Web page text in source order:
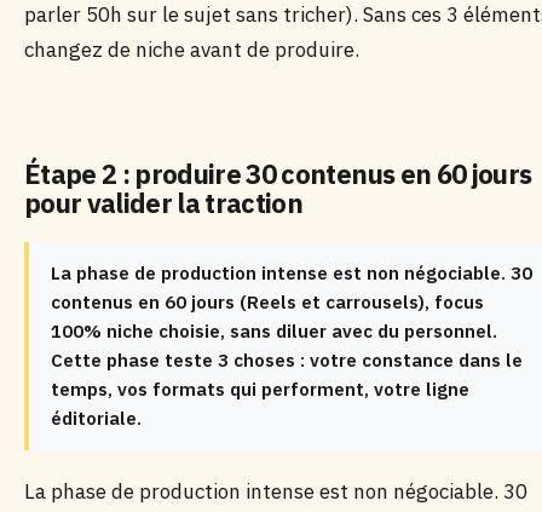
parler 50h sur le sujet sans tricher). Sans ces 3
changez de niche avant de produire.
Étape 2 : produire 30 contenus en 60 jours
pour valider la traction
La phase de production intense est non négociable. 30
contenus en 60 jours (Reels et carrousels), focus
100% niche choisie, sans diluer avec du personnel.
Cette phase teste 3 choses : votre constance dans le
temps, vos formats qui performent, votre ligne
éditoriale.
La phase de production intense est non négociable. 30